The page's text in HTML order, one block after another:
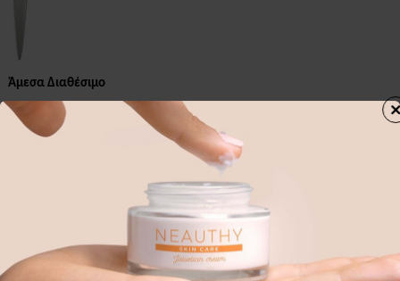
Άμεσα Διαθέσιμο
ΓΙΑ
4.5"